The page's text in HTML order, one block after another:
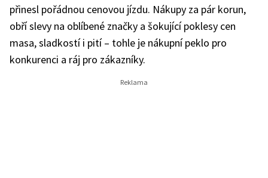
přinesl pořádnou cenovou jízdu. Nákupy za pár korun,
obří slevy na oblíbené značky a šokující poklesy cen
masa, sladkostí i pití – tohle je nákupní peklo pro
konkurenci a ráj pro zákazníky.